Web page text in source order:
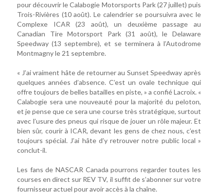
pour découvrir le Calabogie Motorsports Park (27 juillet) puis
Trois-Rivières (10 août). Le calendrier se poursuivra avec le
Complexe ICAR (23 août), un deuxième passage au
Canadian Tire Motorsport Park (31 août), le Delaware
Speedway (13 septembre), et se terminera à l’Autodrome
Montmagny le 21 septembre.
« J’ai vraiment hâte de retourner au Sunset Speedway après
quelques années d’absence. C’est un ovale technique qui
offre toujours de belles batailles en piste, » a confié Lacroix. «
Calabogie sera une nouveauté pour la majorité du peloton,
et je pense que ce sera une course très stratégique, surtout
avec l’usure des pneus qui risque de jouer un rôle majeur. Et
bien sûr, courir à ICAR, devant les gens de chez nous, c’est
toujours spécial. J’ai hâte d’y retrouver notre public local »
conclut-il.
Les fans de NASCAR Canada pourrons regarder toutes les
courses en direct sur REV TV, il suffit de s’abonner sur votre
fournisseur actuel pour avoir accès à la chaîne.